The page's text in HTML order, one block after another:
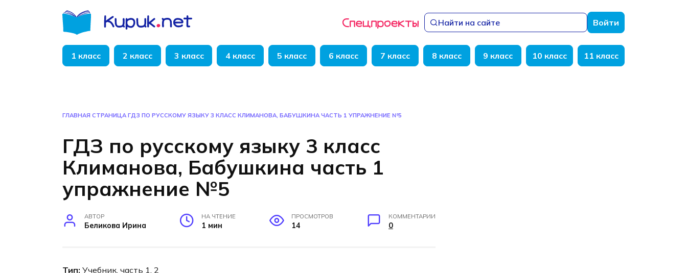
Найти на сайте Войти
1 класс 2 класс 3 класс 4 класс 5 класс 6 класс 7 класс 8 класс 9 класс 10 класс 11 класс
ГЛАВНАЯ СТРАНИЦА ГДЗ ПО РУССКОМУ ЯЗЫКУ 3 КЛАСС КЛИМАНОВА, БАБУШКИНА ЧАСТЬ 1 УПРАЖНЕНИЕ №5
ГДЗ по русскому языку 3 класс
Климанова, Бабушкина часть 1
упражнение №5
АВТОР
Беликова Ирина
НА ЧТЕНИЕ
1 мин
ПРОСМОТРОВ
14
КОММЕНТАРИИ
0
Тип: Учебник, часть 1, 2